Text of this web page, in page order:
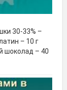
30-33% –
– 10 г
шоколад – 40